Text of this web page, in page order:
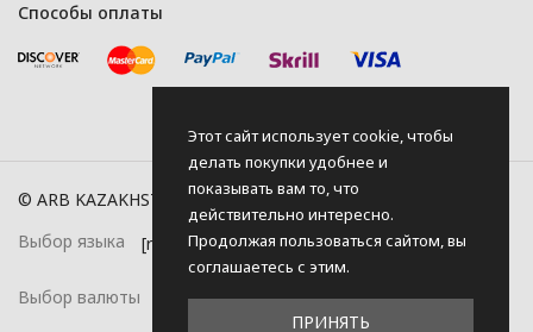
Способы оплаты
© ARB KAZAKHSTAN, 2026
Выбор языка
Выбор валюты
Этот сайт использует cookie, чтобы
делать покупки удобнее и
показывать вам то, что
действительно интересно.
Продолжая пользоваться сайтом, вы
соглашаетесь с этим.
ПРИНЯТЬ